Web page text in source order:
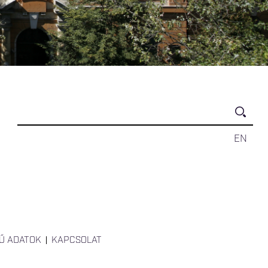
EN
ADATOK KAPCSOLAT